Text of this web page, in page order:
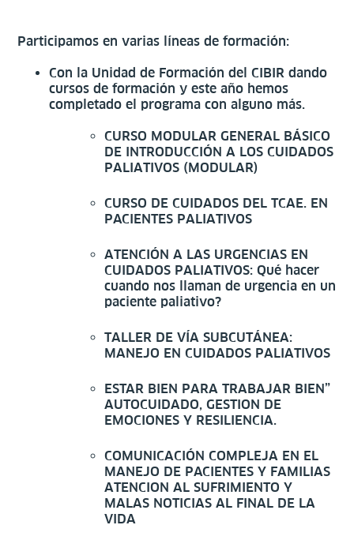
Participamos en varias líneas de formación:
Con la Unidad de Formación del CIBIR dando
cursos de formación y este año hemos
completado el programa con alguno más.
CURSO MODULAR GENERAL BÁSICO
DE INTRODUCCIÓN A LOS CUIDADOS
PALIATIVOS (MODULAR)
CURSO DE CUIDADOS DEL TCAE. EN
PACIENTES PALIATIVOS
ATENCIÓN A LAS URGENCIAS EN
CUIDADOS PALIATIVOS: Qué hacer
cuando nos llaman de urgencia en un
paciente paliativo?
TALLER DE VÍA SUBCUTÁNEA:
MANEJO EN CUIDADOS PALIATIVOS
ESTAR BIEN PARA TRABAJAR BIEN”
AUTOCUIDADO, GESTION DE
EMOCIONES Y RESILIENCIA.
COMUNICACIÓN COMPLEJA EN EL
MANEJO DE PACIENTES Y FAMILIAS
ATENCION AL SUFRIMIENTO Y
MALAS NOTICIAS AL FINAL DE LA
VIDA